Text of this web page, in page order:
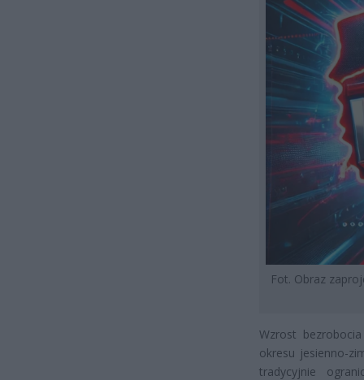
Fot. Obraz
Wzrost
okresu jesienno-
tradycyjnie